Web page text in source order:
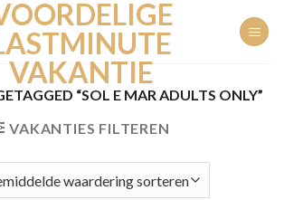
VAKANTIE
“SOL E MAR ADULTS ONLY”
VAKANTIES FILTEREN